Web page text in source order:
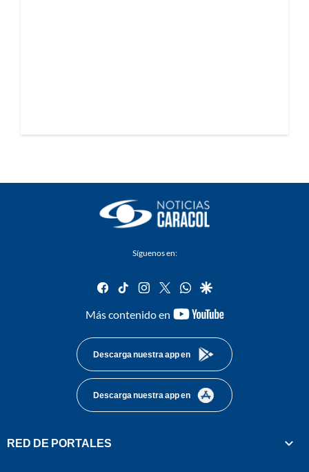
Síguenos en:
facebook
tiktok instagram
twitterwhatsapp
google
Más contenido en
youtube-
Descarga nuestra app en
Descarga nuestra app en
RED DE PORTALES